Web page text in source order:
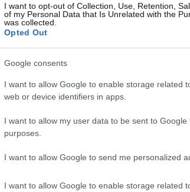
I want to opt-out of Collection, Use, Retention,
of my Personal Data that Is Unrelated with the
was collected.
Opted Out
Google consents
I want to allow Google to enable storage related
web or device identifiers in apps.
I want to allow my user data to be sent to
purposes.
I want to allow Google to send me personalized
I want to allow Google to enable storage related